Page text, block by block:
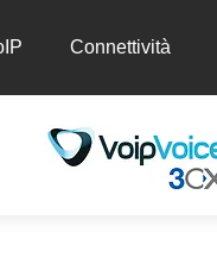
Connettività
Connettività